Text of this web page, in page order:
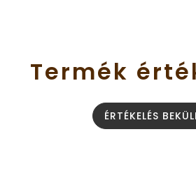
Termék
ÉRTÉKELÉS